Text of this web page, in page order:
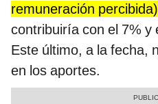
remuneración
contribuiría con el 7% y
Este último, a la fecha,
en los aportes.